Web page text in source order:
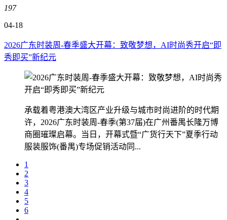
197
04-18
2026广东时装周-春季盛大开幕：致敬梦想，AI时尚秀开启“即
秀即买”新纪元
承载着粤港澳大湾区产业升级与城市时尚进阶的时代期
许，2026广东时装周-春季(第37届)在广州番禺长隆万博
商圈璀璨启幕。当日，开幕式暨“广货行天下”夏季行动
服装服饰(番禺)专场促销活动同...
1
2
3
4
5
6